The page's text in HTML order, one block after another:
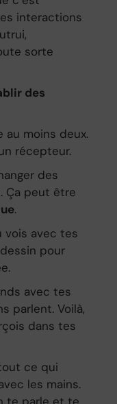
interactions
sorte
des
au moins deux.
récepteur.
des
Ça peut être
.
vois avec tes
pour
avec tes
parlent. Voilà,
dans tes
ce qui
les mains.